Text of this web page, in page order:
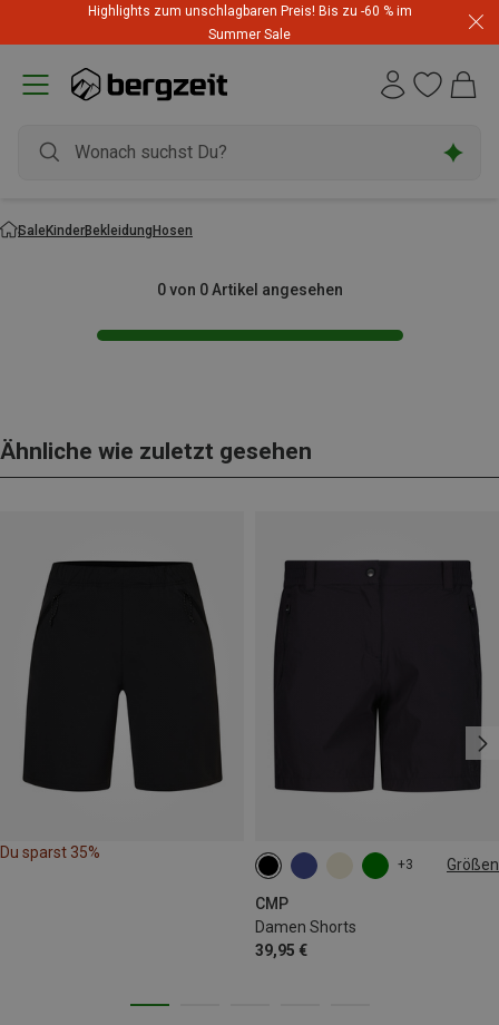
Highlights zum unschlagbaren Preis! Bis zu -60 % im
Summer Sale
SaleKinderBekleidungHosen
0 von 0 Artikel angesehen
Ähnliche wie zuletzt gesehen
Du sparst 35%
+3 Größen
CMP
Damen Shorts
39,95 €
XXS M L